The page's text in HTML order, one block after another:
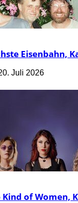
Eisenbahn,
Juli 2026
Kind of Women,